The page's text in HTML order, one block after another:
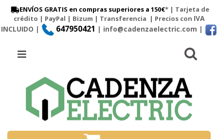
ENVÍOS GRATIS en compras superiores a 150€* | Tarjeta de
crédito | PayPal | Bizum | Transferencia | Precios con IVA
INCLUIDO |
647950421 | info@cadenzaelectric.com |
Menú